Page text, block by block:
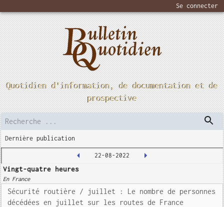
Se connecter
Quotidien d'information, de documentation et de
prospective
Dernière publication
22-08-2022
Vingt-quatre heures
En France
Sécurité routière / juillet : Le nombre de personnes
décédées en juillet sur les routes de France